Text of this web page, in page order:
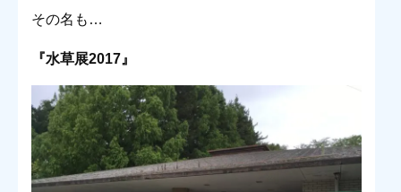
その名も…
『水草展2017』